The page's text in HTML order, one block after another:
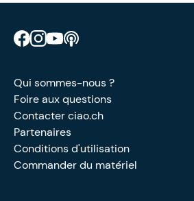
Retrouve CIAO sur Facebook
Retrouve CIAO sur Instagram
Retrouve CIAO sur YouTube
Qui sommes-nous ?
Foire aux questions
Contacter ciao.ch
Partenaires
Conditions d'utilisation
Commander du matériel